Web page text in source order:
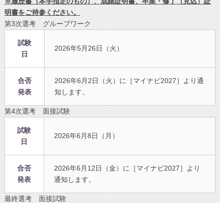
明書をご持参ください。
第3次選考 グループワーク
試験
日
2026年5月26日（火）
合否
発表
2026年6月2日（火）に［マイナビ2027］より通
知します。
第4次選考 面接試験
試験
日
2026年6月8日（月）
合否
発表
2026年6月12日（金）に［マイナビ2027］より
通知します。
最終選考 面接試験